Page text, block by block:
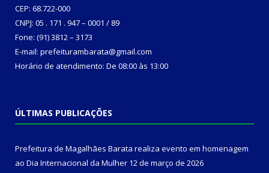
CEP: 68.722-000
CNPJ: 05 . 171 . 947 – 0001 / 89
Fone: (91) 3812 – 3173
E-mail: prefeiturambarata@gmail.com
Horário de atendimento: De 08:00 às 13:00
ÚLTIMAS PUBLICAÇÕES
Prefeitura de Magalhães Barata realiza evento em homenagem
ao Dia Internacional da Mulher 12 de março de 2026